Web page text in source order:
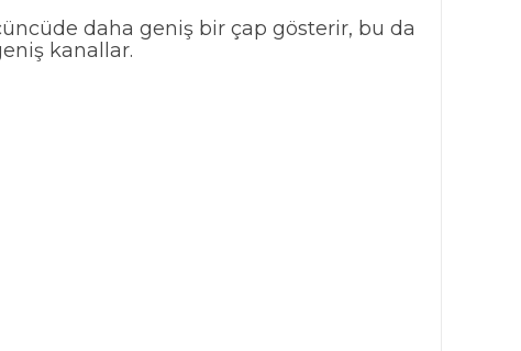
daha geniş bir çap gösterir, bu da
kanallar.